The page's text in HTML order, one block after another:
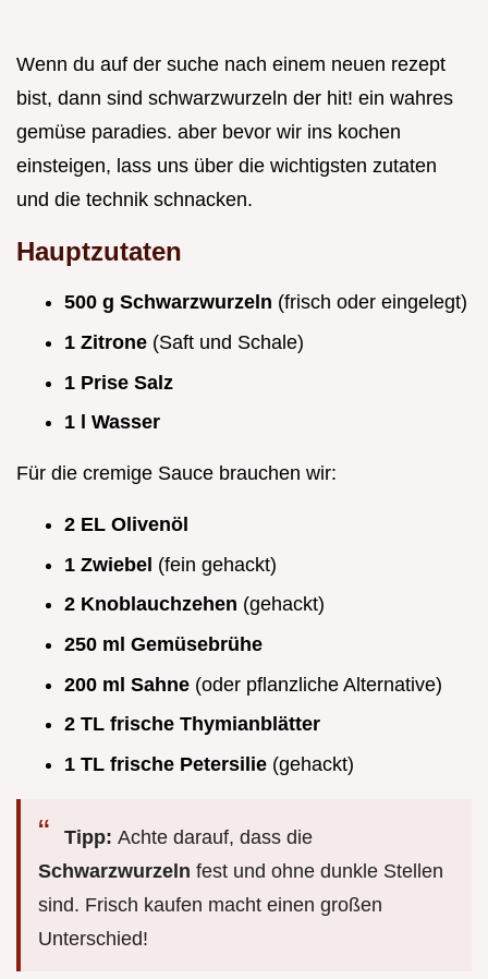
Wenn du auf der suche nach einem neuen rezept
bist, dann sind schwarzwurzeln der hit! ein wahres
gemüse paradies. aber bevor wir ins kochen
einsteigen, lass uns über die wichtigsten zutaten
und die technik schnacken.
Hauptzutaten
500 g Schwarzwurzeln (frisch oder eingelegt)
1 Zitrone (Saft und Schale)
1 Prise Salz
1 l Wasser
Für die cremige Sauce brauchen wir:
2 EL Olivenöl
1 Zwiebel (fein gehackt)
2 Knoblauchzehen (gehackt)
250 ml Gemüsebrühe
200 ml Sahne (oder pflanzliche Alternative)
2 TL frische Thymianblätter
1 TL frische Petersilie (gehackt)
Tipp: Achte darauf, dass die
Schwarzwurzeln fest und ohne dunkle Stellen
sind. Frisch kaufen macht einen großen
Unterschied!